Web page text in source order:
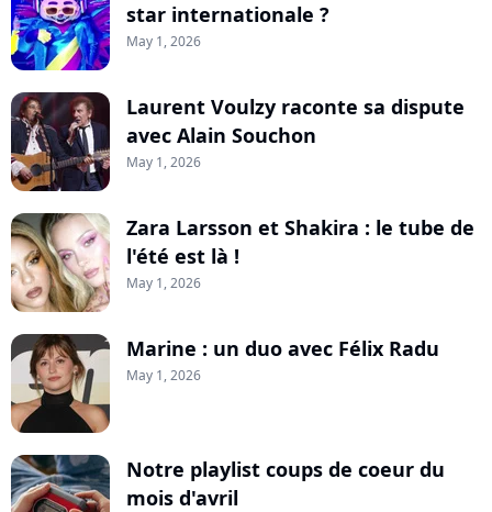
star internationale ?
May 1, 2026
Laurent Voulzy raconte sa dispute
avec Alain Souchon
May 1, 2026
Zara Larsson et Shakira : le tube de
l'été est là !
May 1, 2026
Marine : un duo avec Félix Radu
May 1, 2026
Notre playlist coups de coeur du
mois d'avril